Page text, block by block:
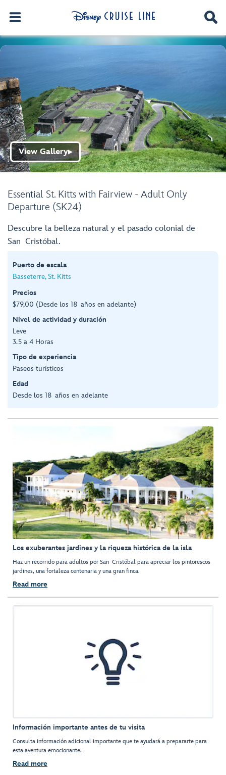
Essential St. Kitts with Fairview - Adult Only
Departure (SK24)
View Gallery▶
Descubre la belleza natural y el pasado colonial de
San Cristóbal.
Puerto de escala
Basseterre, St. Kitts
Precios
$79,00 (Desde los 18 años en adelante)
Nivel de actividad y duración
Leve
3.5 a 4 Horas
Tipo de experiencia
Paseos turísticos
Edad
Desde los 18 años en adelante
Los exuberantes jardines y la riqueza histórica de la isla
Haz un recorrido para adultos por San Cristóbal para apreciar los pintorescos
jardines, una fortaleza centenaria y una gran finca.
Read more
Información importante antes de tu visita
Consulta información adicional importante que te ayudará a prepararte para
esta aventura emocionante.
Read more